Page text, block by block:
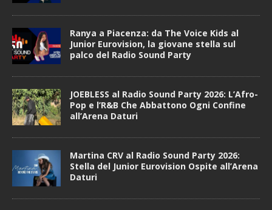
Ranya a Piacenza: da The Voice Kids al
Junior Eurovision, la giovane stella sul
palco del Radio Sound Party
JOEBLESS al Radio Sound Party 2026: L’Afro-
Pop e l’R&B Che Abbattono Ogni Confine
all’Arena Daturi
Martina CRV al Radio Sound Party 2026:
Stella del Junior Eurovision Ospite all’Arena
Daturi